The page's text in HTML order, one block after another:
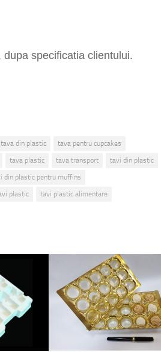
specificatia clientului.
tava din plastic
tava pentru cupcakes
tava plastic tava transport
tavi din plastic
din plastic pentru muffins
plastic tavi plastic alimentare